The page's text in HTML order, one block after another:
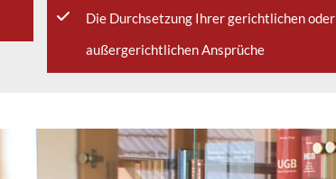
Die Durchsetzung Ihrer gerichtlichen oder
außergerichtlichen Ansprüche